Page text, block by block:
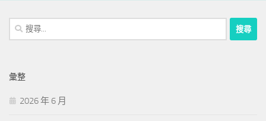
搜
尋
字:
彙整
2026 年 6 月